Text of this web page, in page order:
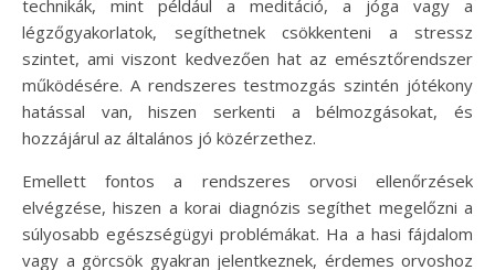
technikák, mint például a meditáció, a jóga vagy a
légzőgyakorlatok, segíthetnek csökkenteni a stressz
szintet, ami viszont kedvezően hat az emésztőrendszer
működésére. A rendszeres testmozgás szintén jótékony
hatással van, hiszen serkenti a bélmozgásokat, és
hozzájárul az általános jó közérzethez.
Emellett fontos a rendszeres orvosi ellenőrzések
elvégzése, hiszen a korai diagnózis segíthet megelőzni a
súlyosabb egészségügyi problémákat. Ha a hasi fájdalom
vagy a görcsök gyakran jelentkeznek, érdemes orvoshoz